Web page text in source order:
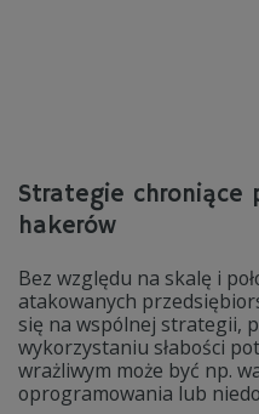
Strategie chroniące
hakerów
Bez względu na skalę i
atakowanych
się na wspólnej strategii,
wykorzystaniu słabości
wrażliwym może być np.
oprogramowania lub